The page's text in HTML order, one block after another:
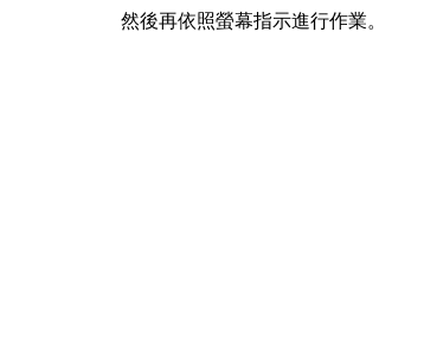
然後再依照螢幕指示進行作業。